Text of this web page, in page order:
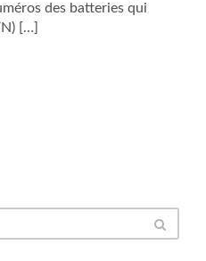
des batteries qui
[…]